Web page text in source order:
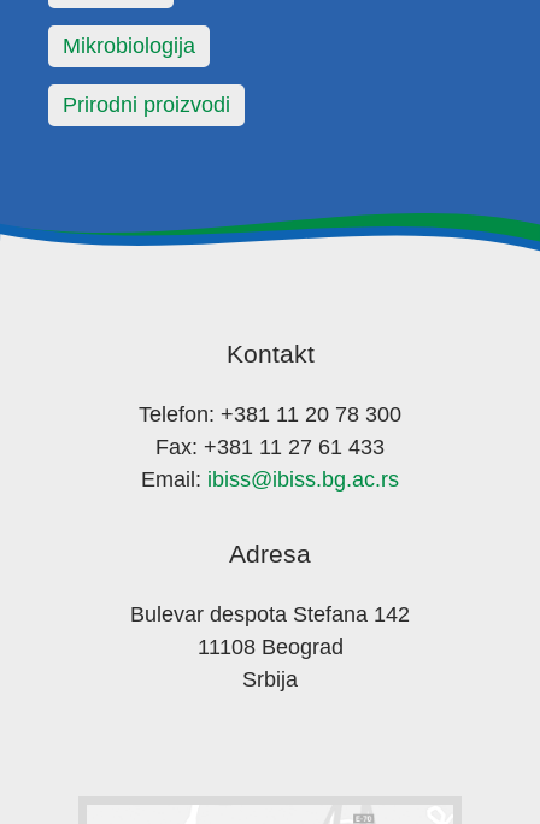
Mikrobiologija
Prirodni proizvodi
Kontakt
Telefon: +381 11 20 78 300
Fax: +381 11 27 61 433
Email: ibiss@ibiss.bg.ac.rs
Adresa
Bulevar despota Stefana 142
11108 Beograd
Srbija